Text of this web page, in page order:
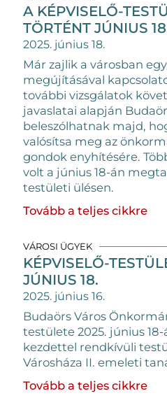
A KÉPVISELŐ-
TÖRTÉNT JÚNIUS
2025. június 18.
Már zajlik a városban
megújításával
további vizsgálatok
javaslatai alapján
beleszólhatnak majd,
valósítsa meg az
gondok enyhítésére.
volt a június 18-án
testületi ülésen.
Tovább a teljes cikkre
VÁROSI ÜGYEK
KÉPVISELŐ-
JÚNIUS 18.
2025. június 16.
Budaörs Város
testülete 2025. június 18-
kezdettel rendkívüli
Városháza II. emeleti
Tovább a teljes cikkre